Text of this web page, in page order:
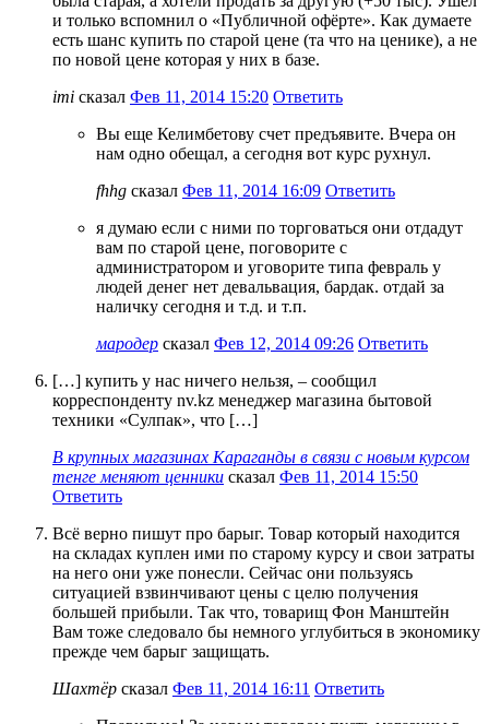
и только вспомнил о «Публичной офёрте». Как думаете
есть шанс купить по старой цене (та что на ценике), а не
по новой цене которая у них в базе.
imi сказал Фев 11, 2014 15:20 Ответить
Вы еще Келимбетову счет предъявите. Вчера он
нам одно обещал, а сегодня вот курс рухнул.
fhhg сказал Фев 11, 2014 16:09 Ответить
я думаю если с ними по торговаться они отдадут
вам по старой цене, поговорите с
администратором и уговорите типа февраль у
людей денег нет девальвация, бардак. отдай за
наличку сегодня и т.д. и т.п.
мародер сказал Фев 12, 2014 09:26 Ответить
[…] купить у нас ничего нельзя, – сообщил
корреспонденту nv.kz менеджер магазина бытовой
техники «Сулпак», что […]
В крупных магазинах Караганды в связи с новым курсом
тенге меняют ценники сказал Фев 11, 2014 15:50
Ответить
Всё верно пишут про барыг. Товар который находится
на складах куплен ими по старому курсу и свои затраты
на него они уже понесли. Сейчас они пользуясь
ситуацией взвинчивают цены с целю получения
большей прибыли. Так что, товарищ Фон Манштейн
Вам тоже следовало бы немного углубиться в экономику
прежде чем барыг защищать.
Шахтёр сказал Фев 11, 2014 16:11 Ответить